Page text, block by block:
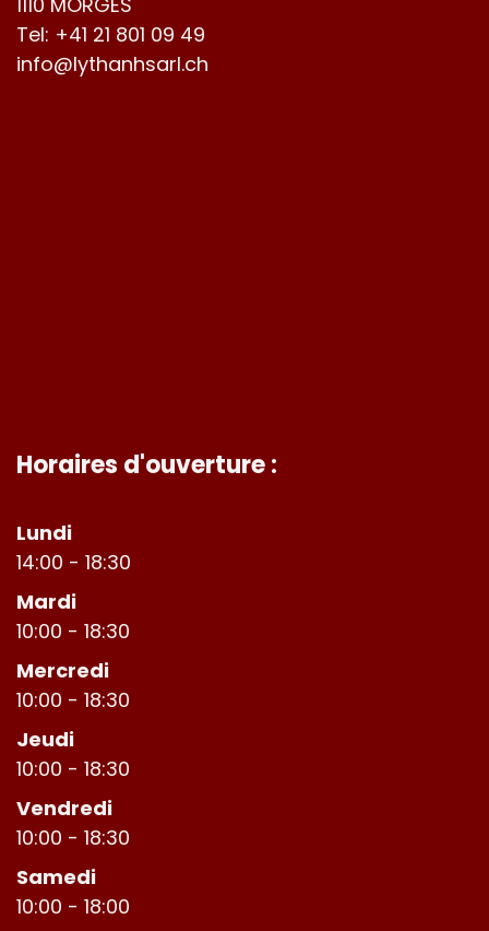
Tel: +41 21 801 09 49
info@lythanhsarl.ch
Horaires d'ouverture :
Lundi
14:00 - 18:30
Mardi
10:00 - 18:30
Mercredi
10:00 - 18:30
Jeudi
10:00 - 18:30
Vendredi
10:00 - 18:30
Samedi
10:00 - 18:00